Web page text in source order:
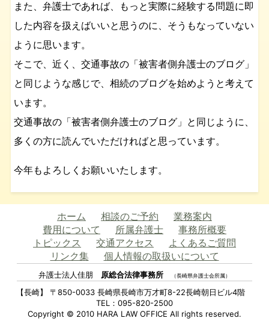
また、弁護士であれば、もっと実際に経験する問題に即
した内容を扱えばいいと思うのに、そうもなっていない
ように思います。
そこで、近く、交通事故の「被害者側弁護士のブログ」
と同じような感じで、相続のブログを始めようと考えて
います。
交通事故の「被害者側弁護士のブログ」と同じように、
多くの方に読んでいただければと思っています。
今年もよろしくお願いいたします。
ホーム 相談のご予約
業務案内
費用について
所属弁護士
事務所概要
トピックス
交通アクセス
よくあるご質問
リンク集
個人情報の取扱いについて
弁護士法人佳朋 原総合法律事務所 （長崎県弁護士会所属）
【長崎】 〒850-0033 長崎県長崎市万才町8-22長崎朝日ビル4階
TEL：095-820-2500
Copyright © 2010 HARA LAW OFFICE All rights reserved.